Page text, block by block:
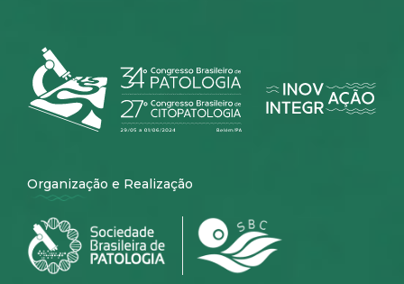
Organização e Realização